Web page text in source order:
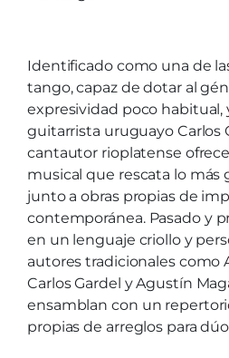
Identificado como una de
tango, capaz de dotar al
expresividad poco habitual,
guitarrista uruguayo Carlos
cantautor rioplatense
musical que rescata lo
junto a obras propias de
contemporánea. Pasado y
en un lenguaje criollo y
autores tradicionales como
Carlos Gardel y Agustín
ensamblan con un
propias de arreglos para